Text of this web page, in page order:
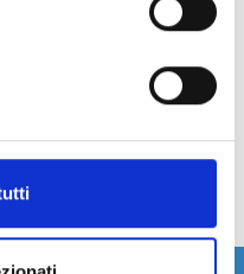
miei dati secondo la